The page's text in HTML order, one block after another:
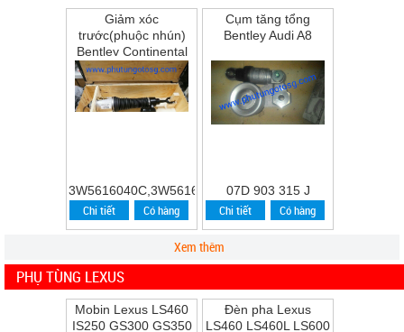
Giảm xóc
trước(phuộc nhún)
Bentley Continental
Flying Spur Speed
năm 2009
3W5616040C,3W5616039C
Chi tiết Có hàng
Cụm tăng tổng
Bentley Audi A8
07D 903 315 J
Chi tiết Có hàng
Xem thêm
PHỤ TÙNG LEXUS
Mobin Lexus LS460
IS250 GS300 GS350
Đèn pha Lexus
LS460 LS460L LS600